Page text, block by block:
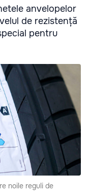
anvelopelor
de rezistență
pentru
noile reguli de